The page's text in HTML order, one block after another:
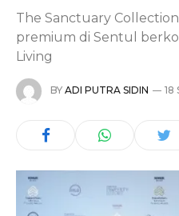
The Sanctuary
premium di Sentul
Living
BY ADI PUTRA SIDIN 18